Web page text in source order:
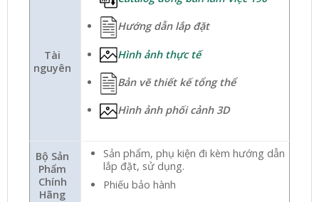
Tài
nguyên
Hướng dẫn lắp đặt
Hình ảnh thực tế
Bản vẽ thiết kế tổng thể
Hình ảnh phối cảnh 3D
Bộ Sản
Phẩm
Chính
Hãng
Sản phẩm, phụ kiện đi kèm hướng dẫn
lắp đặt, sử dụng.
Phiếu bảo hành